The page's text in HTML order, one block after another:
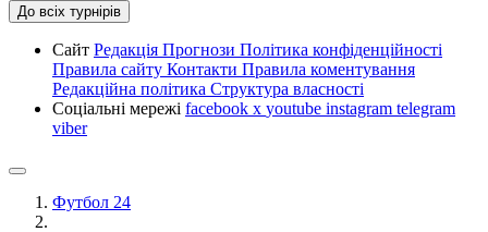
До всіх турнірів
Сайт Редакція Прогнози Політика конфіденційності
Правила сайту Контакти Правила коментування
Редакційна політика Структура власності
Соціальні мережі facebook x youtube instagram telegram
viber
Футбол 24